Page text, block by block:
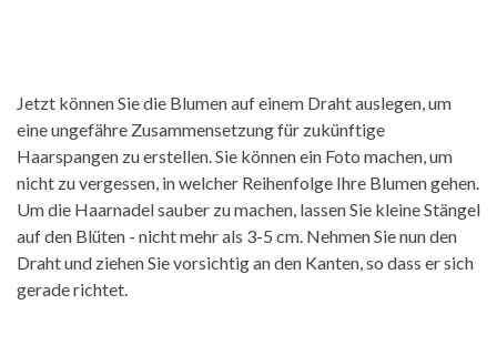
Jetzt können Sie die Blumen auf einem Draht auslegen, um
eine ungefähre Zusammensetzung für zukünftige
Haarspangen zu erstellen. Sie können ein Foto machen, um
nicht zu vergessen, in welcher Reihenfolge Ihre Blumen gehen.
Um die Haarnadel sauber zu machen, lassen Sie kleine Stängel
auf den Blüten - nicht mehr als 3-5 cm. Nehmen Sie nun den
Draht und ziehen Sie vorsichtig an den Kanten, so dass er sich
gerade richtet.